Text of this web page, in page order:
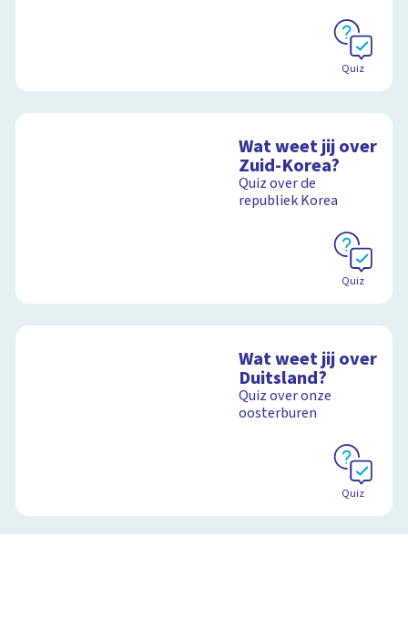
Quiz
Wat weet jij over
Zuid-Korea?
Quiz over de
republiek Korea
Quiz
Wat weet jij over
Duitsland?
Quiz over onze
oosterburen
Quiz